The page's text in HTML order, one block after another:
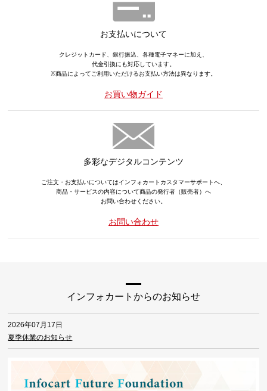
お支払いについて
クレジットカード、銀行振込、各種電子マネーに加え、
代金引換にも対応しています。
※商品によってご利用いただけるお支払い方法は異なります。
お買い物ガイド
多彩なデジタルコンテンツ
ご注文・お支払いについてはインフォカートカスタマーサポートへ、
商品・サービスの内容について商品の発行者（販売者）へ
お問い合わせください。
お問い合わせ
インフォカートからのお知らせ
2026年07月17日
夏季休業のお知らせ